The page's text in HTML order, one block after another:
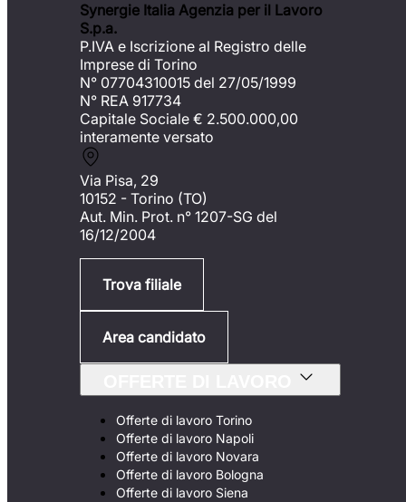
Synergie Italia Agenzia per il Lavoro
S.p.a.
P.IVA e Iscrizione al Registro delle
Imprese di Torino
N° 07704310015 del 27/05/1999
N° REA 917734
Capitale Sociale € 2.500.000,00
interamente versato
Via Pisa, 29
10152 - Torino (TO)
Aut. Min. Prot. n° 1207-SG del
16/12/2004
Trova filiale
Area candidato
Offerte di lavoro Torino
Offerte di lavoro Napoli
Offerte di lavoro Novara
Offerte di lavoro Bologna
Offerte di lavoro Siena